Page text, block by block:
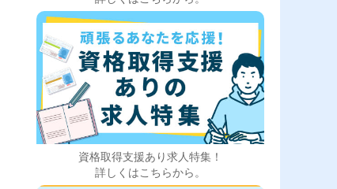
資格取得支援あり求人特集！
詳しくはこちらから。